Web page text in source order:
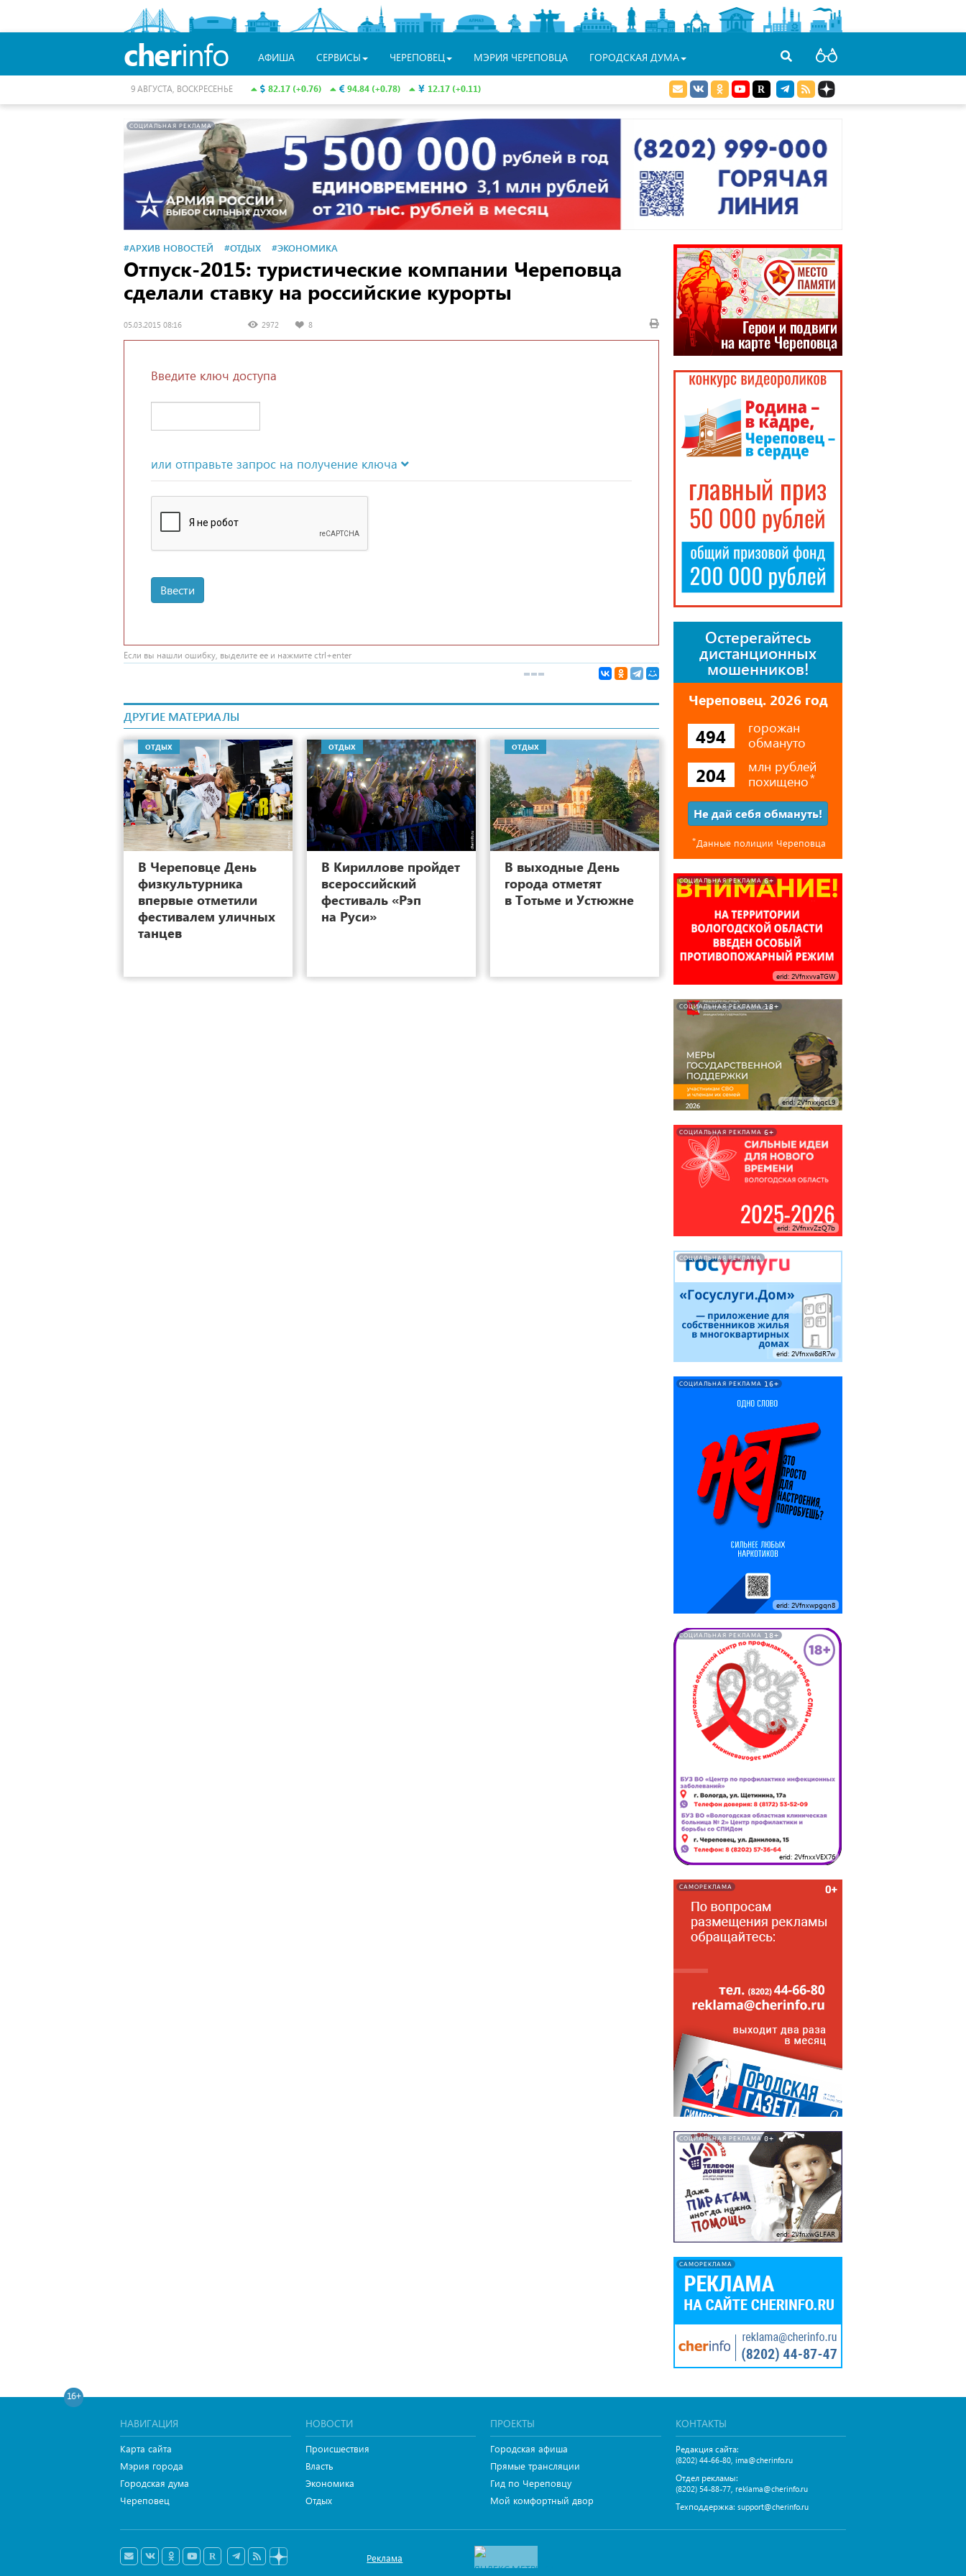
cherinfo АФИША СЕРВИСЫ ЧЕРЕПОВЕЦ МЭРИЯ ЧЕРЕПОВЦА ГОРОДСКАЯ ДУМА
82.17 (+0.76) 94.84 (+0.78) 12.17 (+0.11)
9 АВГУСТА, ВОСКРЕСЕНЬЕ
СОЦИАЛЬНАЯ РЕКЛАМА
#АРХИВ НОВОСТЕЙ #ОТДЫХ #ЭКОНОМИКА
Отпуск-2015: туристические компании Череповца
сделали ставку на российские курорты
05.03.2015 08:16 2972 8
Введите ключ доступа
или отправьте запрос на получение ключа
Ввести
Если вы нашли ошибку, выделите ее и нажмите ctrl+enter
ДРУГИЕ МАТЕРИАЛЫ
ОТДЫХ
18
В Череповце День
физкультурника
впервые отметили
фестивалем уличных
танцев
ОТДЫХ
В Кириллове пройдет
всероссийский
фестиваль «Рэп
на Руси»
ОТДЫХ
14
В выходные День
города отметят
в Тотьме и Устюжне
Остерегайтесь
дистанционных
мошенников!
Череповец. 2026 год
494
горожан
обмануто
204
млн рублей
похищено⃰
Не дай себя обмануть!
⃰Данные полиции Череповца
СОЦИАЛЬНАЯ РЕКЛАМА 6+
erid: 2VfnxvvaTGW
СОЦИАЛЬНАЯ РЕКЛАМА 18+
erid: 2VfnxxjqcL9
СОЦИАЛЬНАЯ РЕКЛАМА 6+
erid: 2VfnxvZzQ7b
СОЦИАЛЬНАЯ РЕКЛАМА
erid: 2Vfnxw8dR7w
СОЦИАЛЬНАЯ РЕКЛАМА 16+
erid: 2Vfnxwpgqn8
СОЦИАЛЬНАЯ РЕКЛАМА 18+
erid: 2VfnxxVEX76
САМОРЕКЛАМА
СОЦИАЛЬНАЯ РЕКЛАМА 0+
erid: 2VfnxwGLFAR
САМОРЕКЛАМА
16+
НАВИГАЦИЯ
Карта сайта
Мэрия города
Городская дума
Череповец
НОВОСТИ
Происшествия
Власть
Экономика
Отдых
ПРОЕКТЫ
Городская афиша
Прямые трансляции
Гид по Череповцу
Мой комфортный двор
КОНТАКТЫ
Редакция сайта:
(8202) 44-66-80, ima@cherinfo.ru
Отдел рекламы:
(8202) 54-88-77, reklama@cherinfo.ru
Техподдержка: support@cherinfo.ru
Реклама